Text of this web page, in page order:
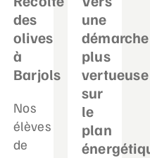
des
olives
à
Barjols
Nos
élèves
de
une
démarche
plus
vertueuse
sur
le
plan